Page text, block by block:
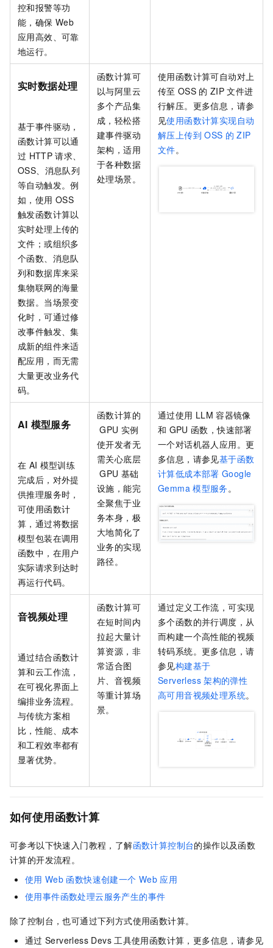
控和报警等功
能，确保 Web
应用高效、可靠
地运行。
实时数据处理
基于事件驱动，
函数计算可以通
过 HTTP 请求、
OSS、消息队列
等自动触发。例
如，使用 OSS
触发函数计算以
实时处理上传的
文件；或组织多
个函数、消息队
列和数据库来采
集物联网的海量
数据。当场景变
化时，可通过修
改事件触发、集
成新的组件来适
配应用，而无需
大量更改业务代
码。
函数计算可
以与阿里云
多个产品集
成，轻松搭
建事件驱动
架构，适用
于各种数据
处理场景。
使用函数计算可自动对上
传至 OSS 的 ZIP 文件进
行解压。更多信息，请参
见使用函数计算实现自动
解压上传到 OSS 的 ZIP
文件。
AI 模型服务
在 AI 模型训练
完成后，对外提
供推理服务时，
可使用函数计
算，通过将数据
模型包装在调用
函数中，在用户
实际请求到达时
再运行代码。
函数计算的
GPU 实例
使开发者无
需关心底层
GPU 基础
设施，能完
全聚焦于业
务本身，极
大地简化了
业务的实现
路径。
通过使用 LLM 容器镜像
和 GPU 函数，快速部署
一个对话机器人应用。更
多信息，请参见基于函数
计算低成本部署 Google
Gemma 模型服务。
音视频处理
通过结合函数计
算和云工作流 ，
在可视化界面上
编排业务流程。
与传统方案相
比，性能、成本
和工程效率都有
显著优势。
函数计算可
在短时间内
拉起大量计
算资源，非
常适合图
片、音视频
等重计算场
景。
通过定义工作流，可实现
多个函数的并行调度，从
而构建一个高性能的视频
转码系统。更多信息，请
参见构建基于
Serverless 架构的弹性
高可用音视频处理系统。
如何使用函数计算
可参考以下快速入门教程，了解函数计算控制台的操作以及函数
计算的开发流程。
使用 Web 函数快速创建一个 Web 应用
使用事件函数处理云服务产生的事件
除了控制台，也可通过下列方式使用函数计算。
通过 Serverless Devs 工具使用函数计算，更多信息，请参见